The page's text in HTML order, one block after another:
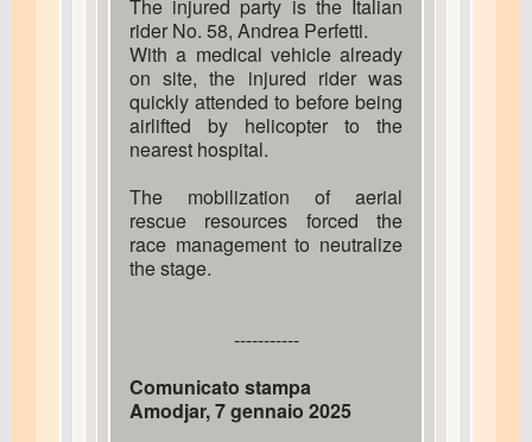
The injured party is the Italian
rider No. 58, Andrea Perfetti.
With a medical vehicle already
on site, the injured rider was
quickly attended to before being
airlifted by helicopter to the
nearest hospital.
The mobilization of aerial
rescue resources forced the
race management to neutralize
the stage.
-----------
Comunicato stampa
Amodjar, 7 gennaio 2025